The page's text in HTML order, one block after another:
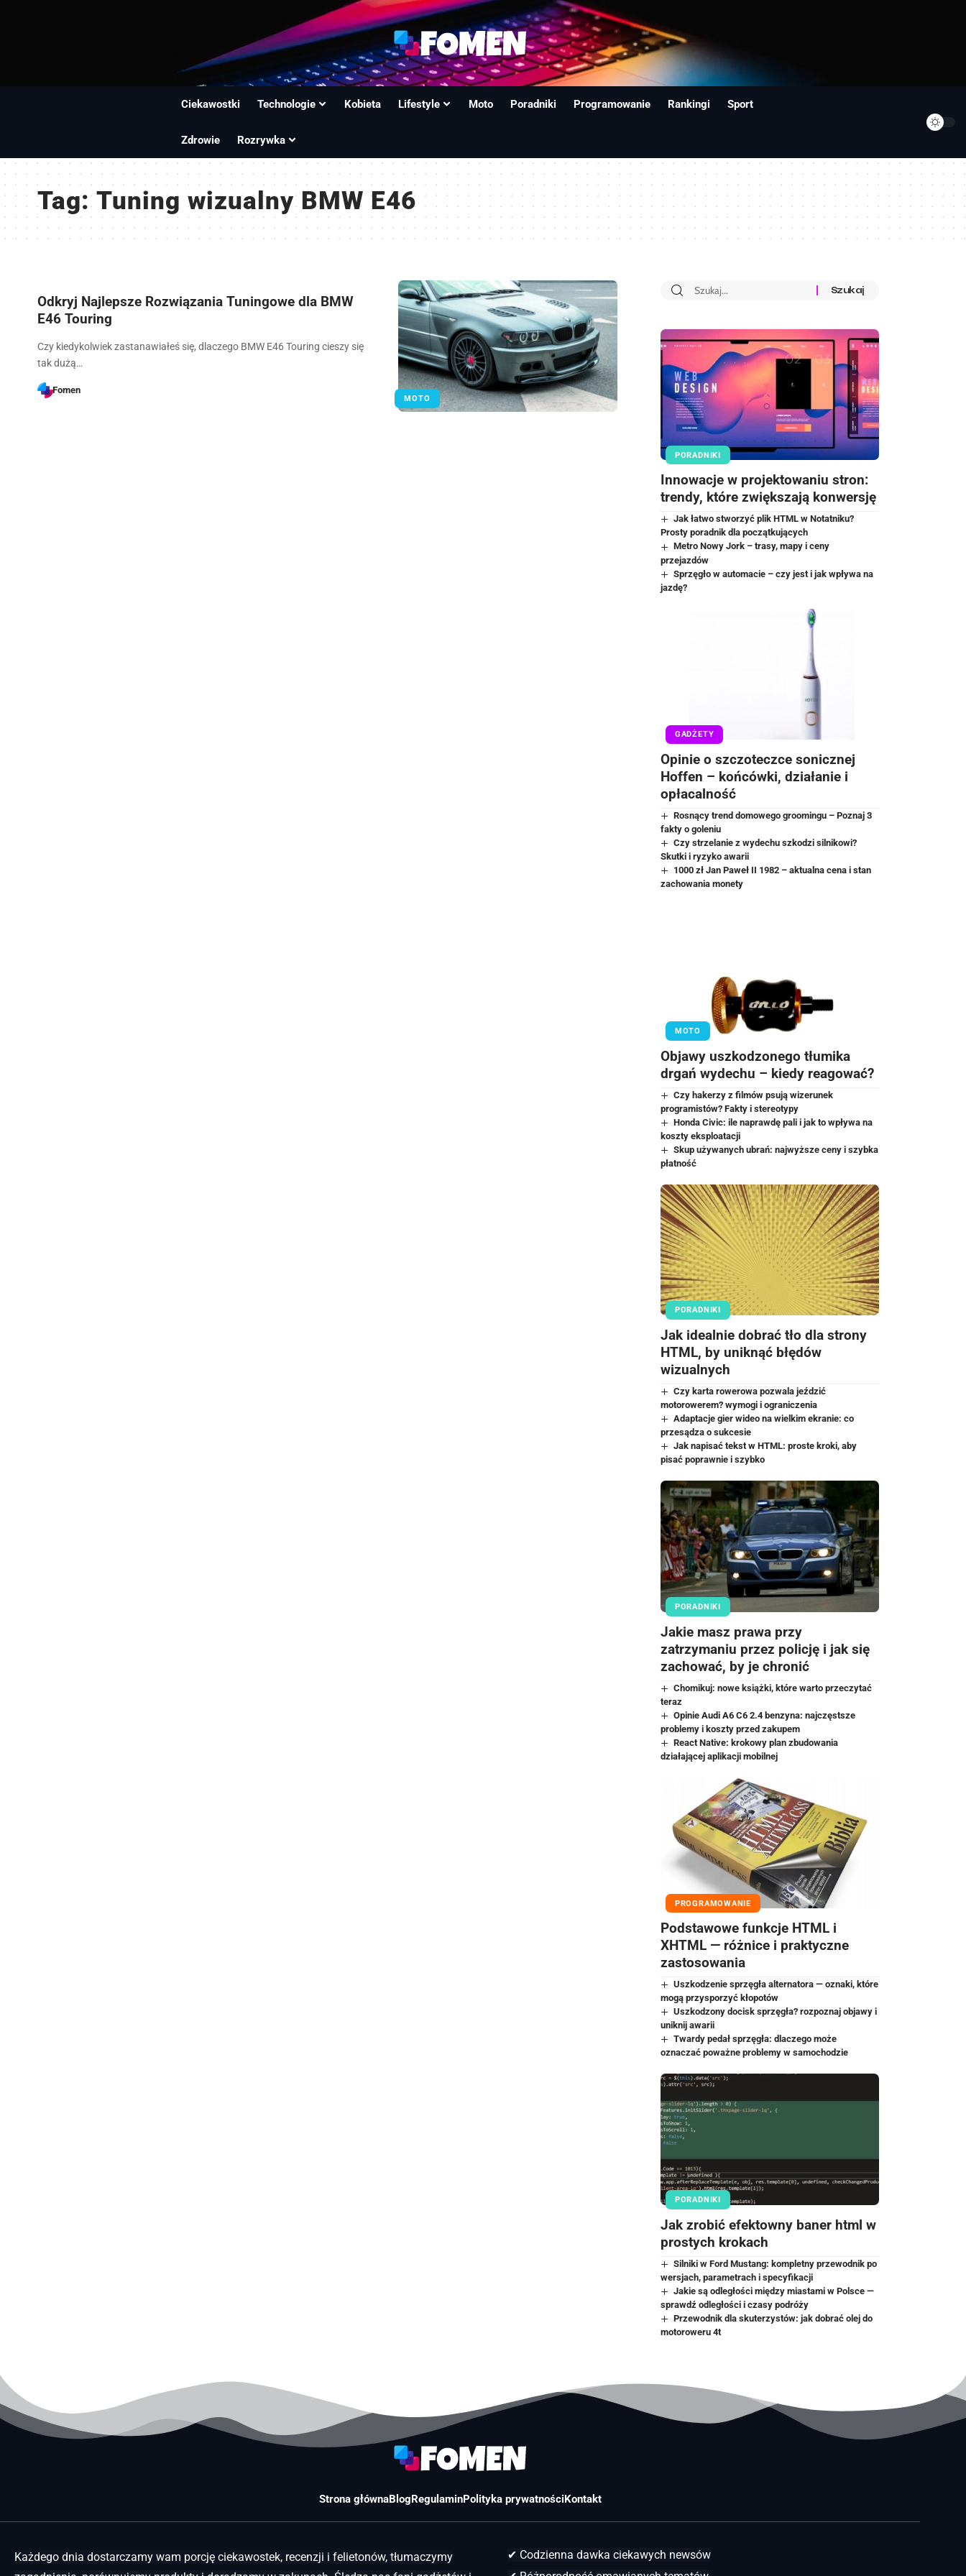
Ciekawostki Technologie Kobieta Lifestyle Moto Poradniki Programowanie Rankingi Sport
Zdrowie Rozrywka
Tag:Tuning wizualny BMW E46
MOTO
Odkryj Najlepsze Rozwiązania Tuningowe dla BMW
E46 Touring
Czy kiedykolwiek zastanawiałeś się, dlaczego BMW E46 Touring cieszy się
tak dużą…
Fomen
PORADNIKI
Innowacje w projektowaniu stron:
trendy, które zwiększają konwersję
Jak łatwo stworzyć plik HTML w Notatniku?
Prosty poradnik dla początkujących
Metro Nowy Jork – trasy, mapy i ceny
przejazdów
Sprzęgło w automacie – czy jest i jak wpływa na
jazdę?
GADŻETY
Opinie o szczoteczce sonicznej
Hoffen – końcówki, działanie i
opłacalność
Rosnący trend domowego groomingu – Poznaj 3
fakty o goleniu
Czy strzelanie z wydechu szkodzi silnikowi?
Skutki i ryzyko awarii
1000 zł Jan Paweł II 1982 – aktualna cena i stan
zachowania monety
MOTO
Objawy uszkodzonego tłumika
drgań wydechu – kiedy reagować?
Czy hakerzy z filmów psują wizerunek
programistów? Fakty i stereotypy
Honda Civic: ile naprawdę pali i jak to wpływa na
koszty eksploatacji
Skup używanych ubrań: najwyższe ceny i szybka
płatność
PORADNIKI
Jak idealnie dobrać tło dla strony
HTML, by uniknąć błędów
wizualnych
Czy karta rowerowa pozwala jeździć
motorowerem? wymogi i ograniczenia
Adaptacje gier wideo na wielkim ekranie: co
przesądza o sukcesie
Jak napisać tekst w HTML: proste kroki, aby
pisać poprawnie i szybko
PORADNIKI
Jakie masz prawa przy
zatrzymaniu przez policję i jak się
zachować, by je chronić
Chomikuj: nowe książki, które warto przeczytać
teraz
Opinie Audi A6 C6 2.4 benzyna: najczęstsze
problemy i koszty przed zakupem
React Native: krokowy plan zbudowania
działającej aplikacji mobilnej
PROGRAMOWANIE
Podstawowe funkcje HTML i
XHTML — różnice i praktyczne
zastosowania
Uszkodzenie sprzęgła alternatora — oznaki, które
mogą przysporzyć kłopotów
Uszkodzony docisk sprzęgła? rozpoznaj objawy i
uniknij awarii
Twardy pedał sprzęgła: dlaczego może
oznaczać poważne problemy w samochodzie
PORADNIKI
Jak zrobić efektowny baner html w
prostych krokach
Silniki w Ford Mustang: kompletny przewodnik po
wersjach, parametrach i specyfikacji
Jakie są odległości między miastami w Polsce —
sprawdź odległości i czasy podróży
Przewodnik dla skuterzystów: jak dobrać olej do
motoroweru 4t
Strona głównaBlogRegulaminPolityka prywatnościKontakt
Każdego dnia dostarczamy wam porcję ciekawostek, recenzji i felietonów, tłumaczymy
✔ Codzienna dawka ciekawych newsów